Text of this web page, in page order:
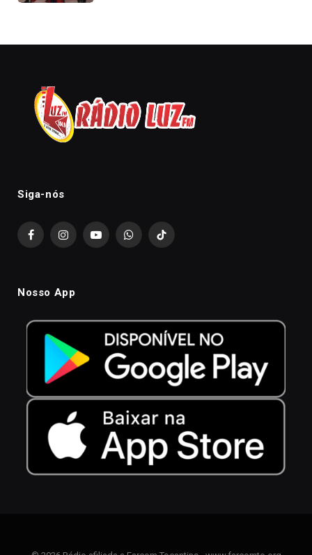
Siga-nós
FacebookInstagramYouTubeWhatsAppTikTok
Nosso App